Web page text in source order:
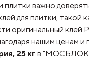
важно
для плитки, такой
клей
нашим ценам
25 кг в "МОСБЛОК"